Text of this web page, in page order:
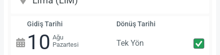
Gidiş Tarihi
10 Ağu
Pazartesi
Dönüş Tarihi
Tek Yön